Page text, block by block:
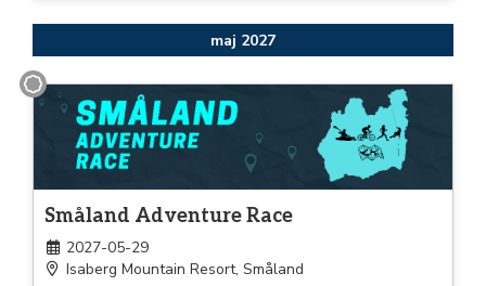
maj 2027
Annat
Småland Adventure Race
2027-05-29
Isaberg Mountain Resort, Småland